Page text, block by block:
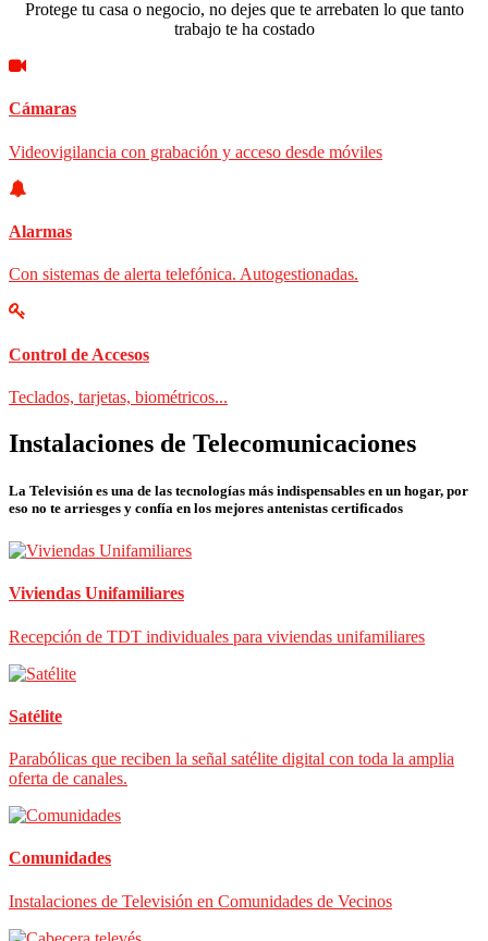
Protege tu casa o negocio, no dejes que te arrebaten lo que tanto
trabajo te ha costado
Cámaras
Videovigilancia con grabación y acceso desde móviles
Alarmas
Con sistemas de alerta telefónica. Autogestionadas.
Control de Accesos
Teclados, tarjetas, biométricos...
Instalaciones de Telecomunicaciones
La Televisión es una de las tecnologías más indispensables en un hogar, por
eso no te arriesges y confía en los mejores antenistas certificados
Viviendas Unifamiliares
Recepción de TDT individuales para viviendas unifamiliares
Satélite
Parabólicas que reciben la señal satélite digital con toda la amplia
oferta de canales.
Comunidades
Instalaciones de Televisión en Comunidades de Vecinos